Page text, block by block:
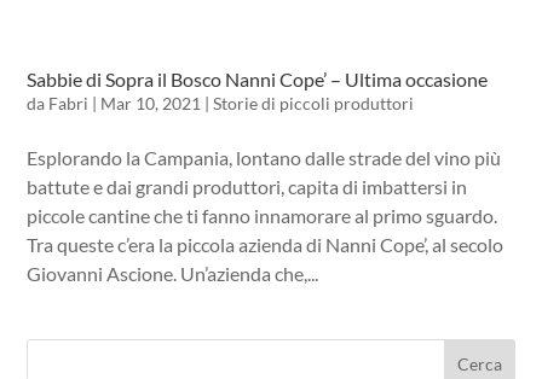
Sabbie di Sopra il Bosco Nanni Cope’ – Ultima occasione
da Fabri | Mar 10, 2021 |Storie di piccoli produttori
Esplorando la Campania, lontano dalle strade del vino più
battute e dai grandi produttori, capita di imbattersi in
piccole cantine che ti fanno innamorare al primo sguardo.
Tra queste c’era la piccola azienda di Nanni Cope’, al secolo
Giovanni Ascione. Un’azienda che,...
Cerca